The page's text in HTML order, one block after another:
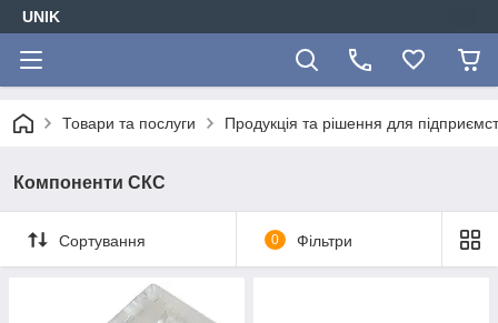
UNIK
Товари та послуги Продукція та рішення для
Компоненти СКС
Сортування 0 Фільтри